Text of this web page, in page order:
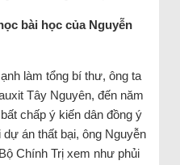
bài học của Nguyễn
làm tổng bí thư, ông ta
Tây Nguyên, đến năm
chấp ý kiến dân đồng ý
án thất bại, ông Nguyễn
Chính Trị xem như phủi